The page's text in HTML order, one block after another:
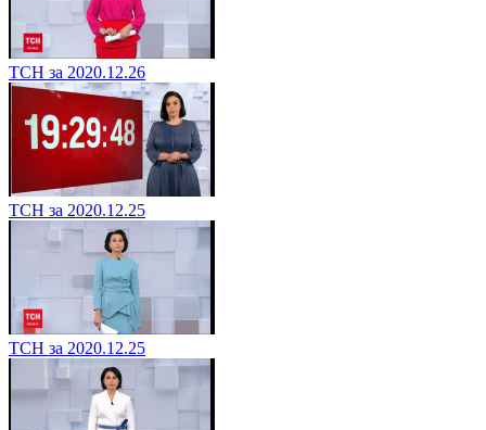
ТСН за 2020.12.26
ТСН за 2020.12.25
ТСН за 2020.12.25